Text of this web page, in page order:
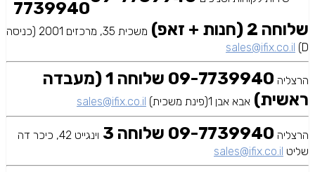
7739940
שלוחה 2 (חנות + זאפ)
משכית 35, מרכזים 2001 (כניסה
D)
sales@ifix.co.il
הרצליה
09-7739940 שלוחה 1 (מעבדה
ראשית) אבא אבן 1(פינת משכית) sales@ifix.co.il
הרצליה 09-7739940 שלוחה 3
וינגייט 42, כיכר דה
שליט sales@ifix.co.il